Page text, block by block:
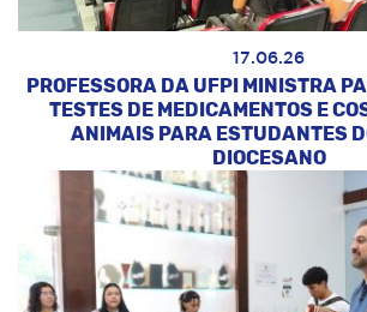
17.06.26
PROFESSORA DA UFPI MINISTRA
TESTES DE MEDICAMENTOS E
ANIMAIS PARA ESTUDANTES
DIOCESANO